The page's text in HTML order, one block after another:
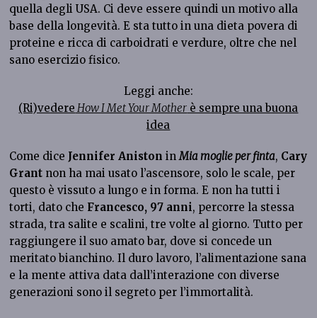
quella degli USA. Ci deve essere quindi un motivo alla
base della longevità. E sta tutto in una dieta povera di
proteine e ricca di carboidrati e verdure, oltre che nel
sano esercizio fisico.
Leggi anche:
(Ri)vedere How I Met Your Mother è sempre una buona
idea
Come dice Jennifer Aniston inMia moglie per finta, Cary
Grant non ha mai usato l’ascensore, solo le scale, per
questo è vissuto a lungo e in forma. E non ha tutti i
torti, dato che Francesco, 97 anni, percorre la stessa
strada, tra salite e scalini, tre volte al giorno. Tutto per
raggiungere il suo amato bar, dove si concede un
meritato bianchino. Il duro lavoro, l’alimentazione sana
e la mente attiva data dall’interazione con diverse
generazioni sono il segreto per l’immortalità.